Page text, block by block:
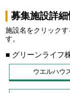
募集施設詳細
施設名をクリック
す。
■ グリーンライフ
ウエルハウ